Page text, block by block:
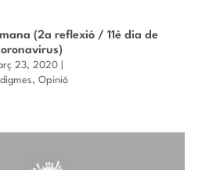
(2a reflexió / 11è dia de
23, 2020|
, Opinió